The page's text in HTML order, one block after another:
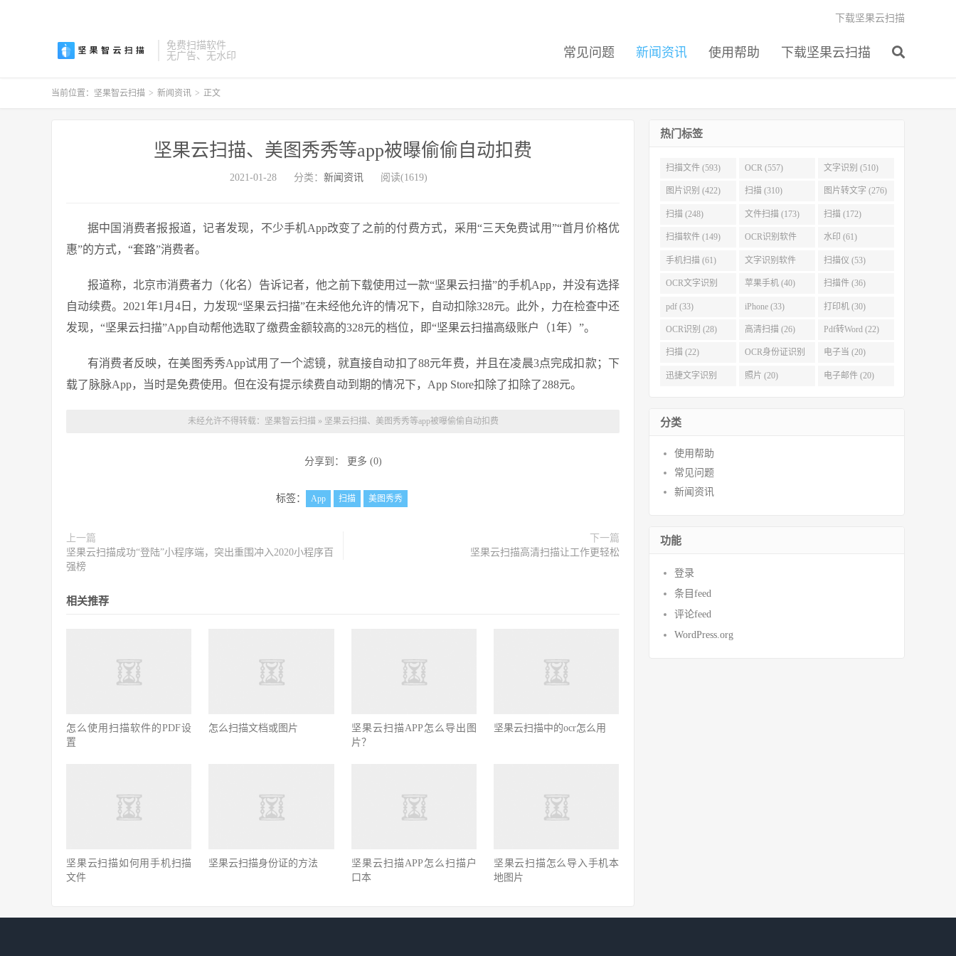
免费扫描软件
无广告、无水印
常见问题 新闻资讯 使用帮助 下载坚果云扫描
下载坚果云扫描
当前位置： 坚果智云扫描 > 新闻资讯 > 正文
坚果云扫描、美图秀秀等app被曝偷偷自动扣费
2021-01-28 分类： 新闻资讯 阅读(1619)
据中国消费者报报道，记者发现，不少手机App改变了之前的付费方式，采用“三天免费试用”“首月价格优
惠”的方式，“套路”消费者。
报道称，北京市消费者力（化名）告诉记者，他之前下载使用过一款“坚果云扫描”的手机App，并没有选择
自动续费。2021年1月4日，力发现“坚果云扫描”在未经他允许的情况下，自动扣除328元。此外，力在检查中还
发现，“坚果云扫描”App自动帮他选取了缴费金额较高的328元的档位，即“坚果云扫描高级账户（1年）”。
有消费者反映，在美图秀秀App试用了一个滤镜，就直接自动扣了88元年费，并且在凌晨3点完成扣款；下
载了脉脉App，当时是免费使用。但在没有提示续费自动到期的情况下，App Store扣除了扣除了288元。
未经允许不得转载： 坚果智云扫描 » 坚果云扫描、美图秀秀等app被曝偷偷自动扣费
分享到： 更多 (0)
标签： App 扫描 美图秀秀
上一篇
坚果云扫描成功“登陆”小程序端，突出重围冲入2020小程序百
强榜
下一篇
坚果云扫描高清扫描让工作更轻松
相关推荐
怎么使用扫描软件的PDF设
置
怎么扫描文档或图片
坚果云扫描APP怎么导出图
片？
坚果云扫描中的ocr怎么用
坚果云扫描如何用手机扫描
文件
坚果云扫描身份证的方法
坚果云扫描APP怎么扫描户
口本
坚果云扫描怎么导入手机本
地图片
热门标签
扫描文件 (593) OCR (557) 文字识别 (510)
图片识别 (422) 扫描 (310) 图片转文字 (276)
扫描 (248) 文件扫描 (173) 扫描 (172)
扫描软件 (149) OCR识别软件
(103)
水印 (61)
手机扫描 (61) 文字识别软件
(60)
扫描仪 (53)
OCR文字识别
(51)
苹果手机 (40) 扫描件 (36)
pdf (33) iPhone (33) 打印机 (30)
OCR识别 (28) 高清扫描 (26) Pdf转Word (22)
扫描 (22) OCR身份证识别
(21)
电子当 (20)
迅捷文字识别 照片 (20) 电子邮件 (20)
分类
使用帮助
常见问题
新闻资讯
功能
登录
条目feed
评论feed
WordPress.org